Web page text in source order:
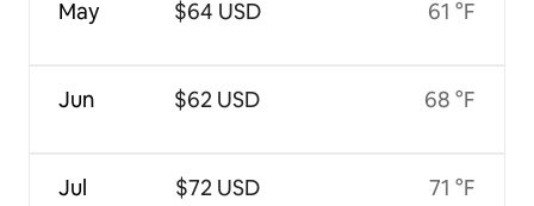
May
Jun
Jul
$64 USD
$62 USD
$72 USD
61 °F
68 °F
71 °F